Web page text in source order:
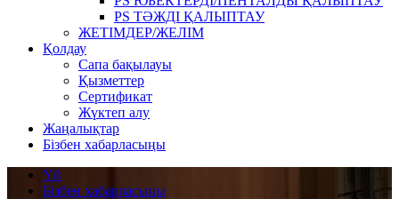
PS ТӘЖДІ ҚАЛЫПТАУ
ЖЕТІМДЕР/ЖЕЛІМ
Қолдау
Сапа бақылауы
Қызметтер
Сертификат
Жүктеп алу
Жаңалықтар
Бізбен хабарласыңы
Үй
Бізбен хабарласыңы